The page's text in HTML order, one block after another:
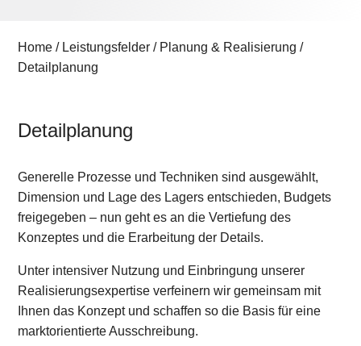
Home / Leistungsfelder / Planung & Realisierung /
Detailplanung
Detailplanung
Generelle Prozesse und Techniken sind ausgewählt,
Dimension und Lage des Lagers entschieden, Budgets
freigegeben – nun geht es an die Vertiefung des
Konzeptes und die Erarbeitung der Details.
Unter intensiver Nutzung und Einbringung unserer
Realisierungsexpertise verfeinern wir gemeinsam mit
Ihnen das Konzept und schaffen so die Basis für eine
marktorientierte Ausschreibung.